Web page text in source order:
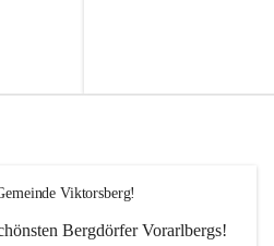
Viktorsberg!
Bergdörfer Vorarlbergs!